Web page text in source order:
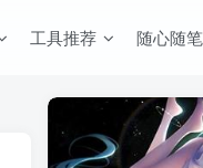
工具推荐 随心随笔